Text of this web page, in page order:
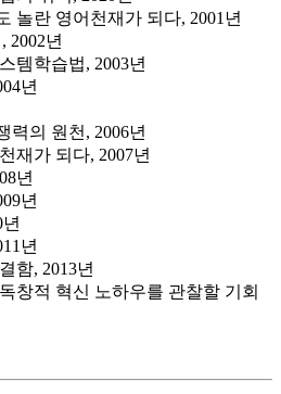
놀란 영어천재가 되다, 2001년
2002년
템학습법, 2003년
년
력의 원천, 2006년
재가 되다, 2007년
년
년
년
함, 2013년
창적 혁신 노하우를 관찰할 기회